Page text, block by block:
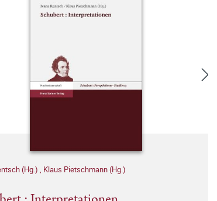
(Hg.) , Klaus Pietschmann (Hg.)